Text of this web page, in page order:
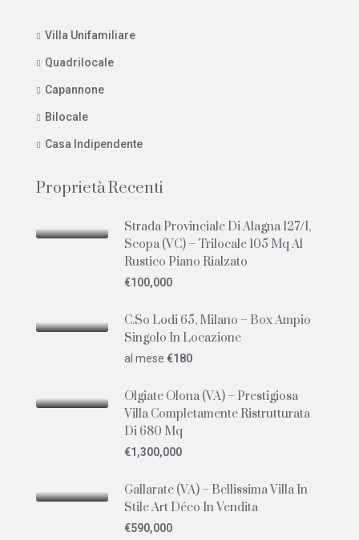
Villa Unifamiliare
Quadrilocale
Capannone
Bilocale
Casa Indipendente
Proprietà Recenti
Strada Provinciale Di Alagna 127/1,
Scopa (VC) – Trilocale 105 Mq Al
Rustico Piano Rialzato
€100,000
C.so Lodi 65, Milano – Box Ampio
Singolo In Locazione
al mese €180
Olgiate Olona (VA) – Prestigiosa
Villa Completamente Ristrutturata
Di 680 Mq
€1,300,000
Gallarate (VA) – Bellissima Villa In
Stile Art Déco In Vendita
€590,000